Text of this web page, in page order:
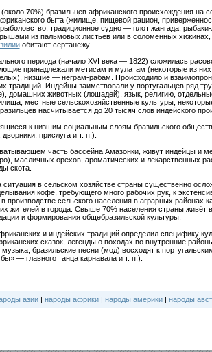
70%) бразильцев африканского происхождения на
быта (жилище, пищевой рацион,
традиционное судно — плот жангада;
из пальмовых листьев или в соломенных
обитают сертанежу.
периода (начало XVI века — 1822) сложилась
принадлежали метисам и мулатам (некоторые из
низшие — неграм-рабам. Происходило и
традиций. Индейцы заимствовали у португальцев ряд
домашних животных (лошадей), язык, религию,
местные сельскохозяйственные культуры,
насчитывается до 20 тысяч слов индейского
к низшим социальным слоям бразильского
прислуга и т. п.).
часть бассейна Амазонки, живут индейцы и
масличных орехов, ароматических и лекарственных
скота.
ситуация в сельском хозяйстве страны существенно
кофе, требующего много рабочих рук, к
производстве сельского населения в аграрных районах
жителей в города. Свыше 70% населения страны живёт
и формирования общебразильской культуры.
и индейских традиций определил специфику
сказок, легенды о походах во внутренние
бразильские песни (мод) восходят к
— главного танца карнавала и т. п.).
азии| народы африки| народы америки | народы